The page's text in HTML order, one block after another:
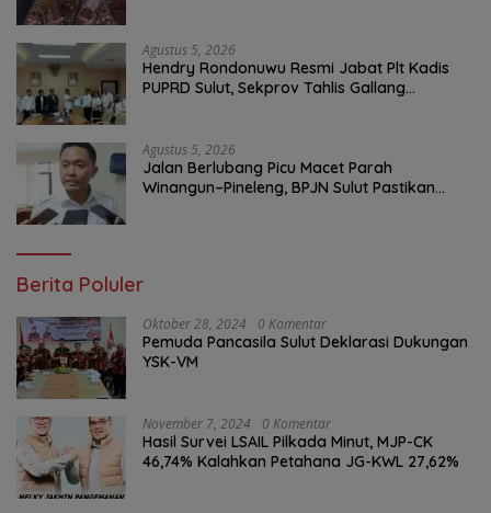
Agustus 5, 2026
Hendry Rondonuwu Resmi Jabat Plt Kadis
PUPRD Sulut, Sekprov Tahlis Gallang
Agustus 5, 2026
Jalan Berlubang Picu Macet Parah
Winangun–Pineleng, BPJN Sulut Pastikan
Berita Poluler
Oktober 28, 2024 0 Komentar
Pemuda Pancasila Sulut Deklarasi Dukungan
YSK-VM
November 7, 2024 0 Komentar
Hasil Survei LSAIL Pilkada Minut, MJP-CK
46,74% Kalahkan Petahana JG-KWL 27,62%